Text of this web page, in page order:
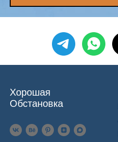
Хорошая
Обстановка